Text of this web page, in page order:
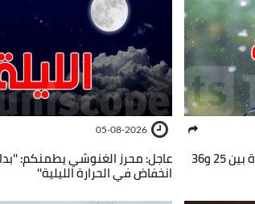
الليلة: أمطار بالشمال والوسط والحرارة بين 25 و36
05-08-2026
عاجل: محرز الغنوشي يطمنكم:
انخفاض في الحرارة الليلية''